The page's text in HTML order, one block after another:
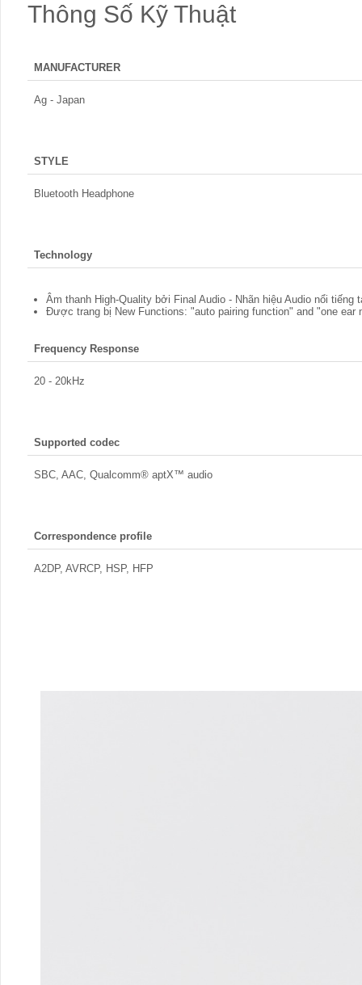
Thông Số Kỹ Thuật
MANUFACTURER
Ag - Japan
STYLE
Bluetooth Headphone
Technology
Âm thanh High-Quality bởi Final Audio - Nhãn hiệu Audio nổi tiếng
Được trang bị New Functions: "auto pairing function" and "one ear
Frequency Response
20 - 20kHz
Supported codec
SBC, AAC, Qualcomm® aptX™ audio
Correspondence profile
A2DP, AVRCP, HSP, HFP